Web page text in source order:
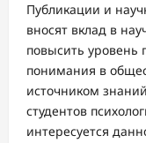
Публикации и
вносят вклад в
повысить уровень
понимания в
источником
студентов
интересуется